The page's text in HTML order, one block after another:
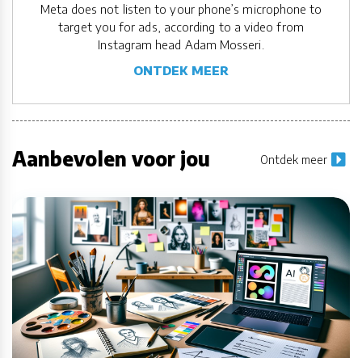
Meta does not listen to your phone’s microphone to
target you for ads, according to a video from
Instagram head Adam Mosseri.
ONTDEK MEER
Aanbevolen voor jou Ontdek meer